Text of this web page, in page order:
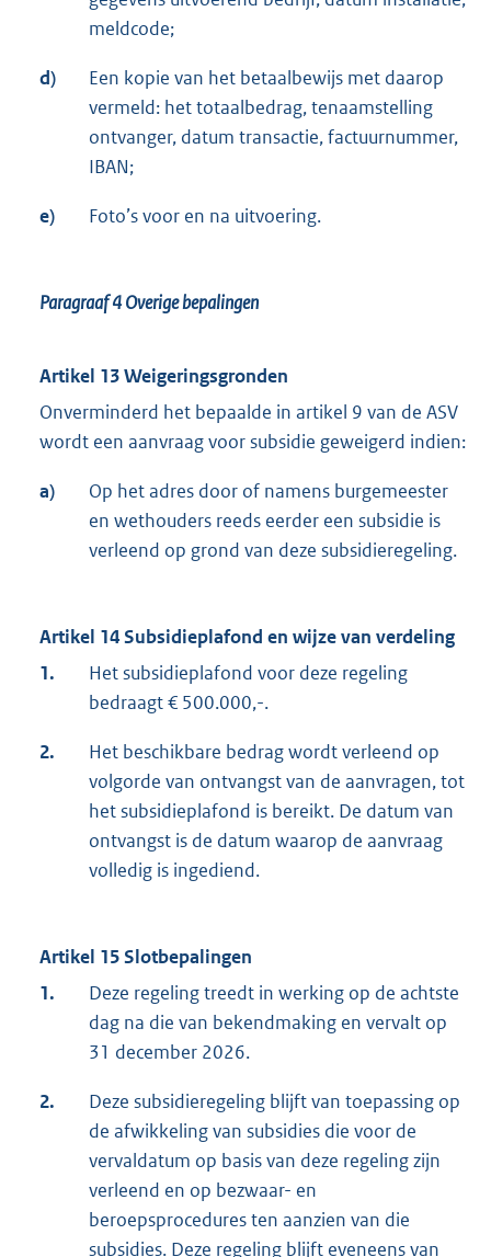
meldcode;
d)
Een kopie van het betaalbewijs met daarop
vermeld: het totaalbedrag, tenaamstelling
ontvanger, datum transactie, factuurnummer,
IBAN;
e) Foto’s voor en na uitvoering.
Paragraaf 4Overige bepalingen
Artikel 13 Weigeringsgronden
Onverminderd het bepaalde in artikel 9 van de ASV
wordt een aanvraag voor subsidie geweigerd indien:
a)
Op het adres door of namens burgemeester
en wethouders reeds eerder een subsidie is
verleend op grond van deze subsidieregeling.
Artikel 14 Subsidieplafond en wijze van verdeling
1.
Het subsidieplafond voor deze regeling
bedraagt € 500.000,-.
2.
Het beschikbare bedrag wordt verleend op
volgorde van ontvangst van de aanvragen, tot
het subsidieplafond is bereikt. De datum van
ontvangst is de datum waarop de aanvraag
volledig is ingediend.
Artikel 15 Slotbepalingen
1.
Deze regeling treedt in werking op de achtste
dag na die van bekendmaking en vervalt op
31 december 2026.
2.
Deze subsidieregeling blijft van toepassing op
de afwikkeling van subsidies die voor de
vervaldatum op basis van deze regeling zijn
verleend en op bezwaar- en
beroepsprocedures ten aanzien van die
subsidies. Deze regeling blijft eveneens van